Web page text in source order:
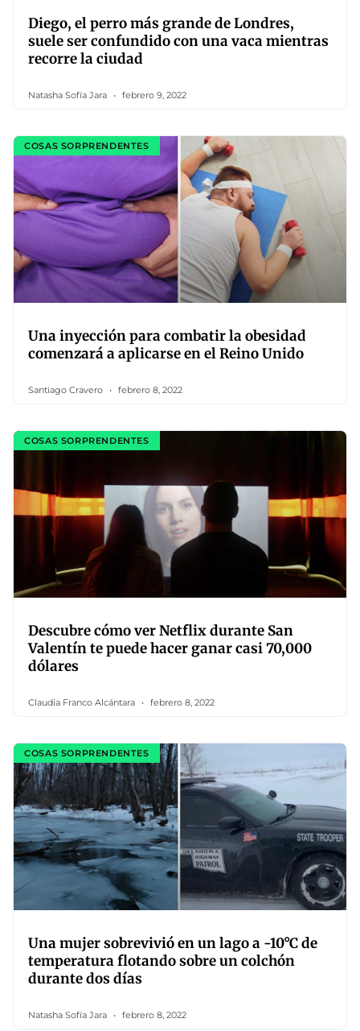
Diego, el perro más grande de Londres,
suele ser confundido con una vaca mientras
recorre la ciudad
Natasha Sofía Jara febrero 9, 2022
COSAS SORPRENDENTES
Una inyección para combatir la obesidad
comenzará a aplicarse en el Reino Unido
Santiago Cravero febrero 8, 2022
COSAS SORPRENDENTES
Descubre cómo ver Netflix durante San
Valentín te puede hacer ganar casi 70,000
dólares
Claudia Franco Alcántara febrero 8, 2022
COSAS SORPRENDENTES
Una mujer sobrevivió en un lago a -10°C de
temperatura flotando sobre un colchón
durante dos días
Natasha Sofía Jara febrero 8, 2022